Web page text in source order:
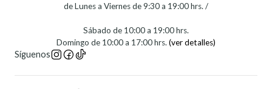
de Lunes a Viernes de 9:30 a 19:00 hrs. /
Sábado de 10:00 a 19:00 hrs.
Domingo de 10:00 a 17:00 hrs.(ver detalles)
Síguenos